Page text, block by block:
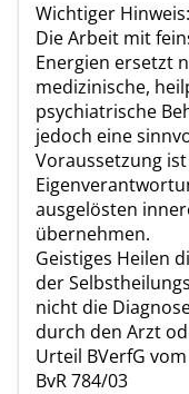
Wichtiger Hinweis:
Die Arbeit mit
Energien ersetzt
medizinische,
psychiatrische
jedoch eine
Voraussetzung
ausgelösten
übernehmen.
Geistiges Heilen
der
nicht die
durch den Arzt
Urteil BVerfG
BvR 784/03